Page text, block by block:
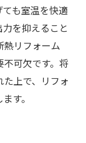
も室温を快適
を抑えること
熱リフォーム
可欠です。将
上で、リフォ
す。